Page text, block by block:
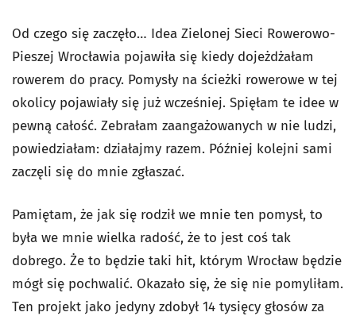
Od czego się zaczęło… Idea Zielonej Sieci Rowerowo-
Pieszej Wrocławia pojawiła się kiedy dojeżdżałam
rowerem do pracy. Pomysły na ścieżki rowerowe w tej
okolicy pojawiały się już wcześniej. Spięłam te idee w
pewną całość. Zebrałam zaangażowanych w nie ludzi,
powiedziałam: działajmy razem. Później kolejni sami
zaczęli się do mnie zgłaszać.
Pamiętam, że jak się rodził we mnie ten pomysł, to
była we mnie wielka radość, że to jest coś tak
dobrego. Że to będzie taki hit, którym Wrocław będzie
mógł się pochwalić. Okazało się, że się nie pomyliłam.
Ten projekt jako jedyny zdobył 14 tysięcy głosów za